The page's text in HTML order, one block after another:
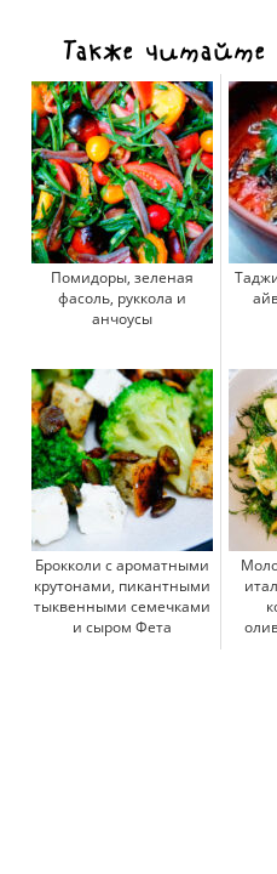
Также читайте
Помидоры, зеленая
фасоль, руккола и
анчоусы
Брокколи с ароматными
крутонами, пикантными
тыквенными семечками
и сыром Фета